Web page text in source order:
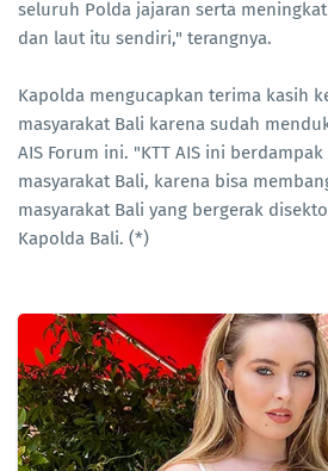
seluruh Polda jajaran serta
dan laut itu sendiri," terangnya.
Kapolda mengucapkan terima kasih
masyarakat Bali karena sudah
AIS Forum ini. "KTT AIS ini
masyarakat Bali, karena bisa
masyarakat Bali yang bergerak
Kapolda Bali. (*)